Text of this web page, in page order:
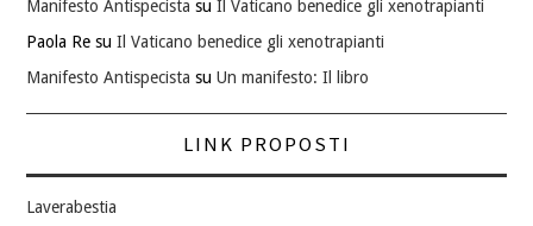
Manifesto Antispecista suIl Vaticano benedice gli xenotrapianti
Paola Re suIl Vaticano benedice gli xenotrapianti
Manifesto Antispecista suUn manifesto: Il libro
LINK PROPOSTI
Laverabestia